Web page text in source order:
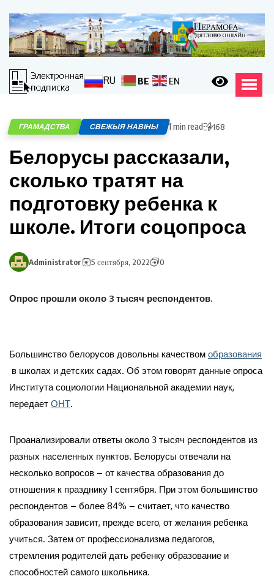
RU BE EN
ГРАМАДСТВА СВЕЖЫЯ НАВІНЫ 1 min read 168
Белорусы рассказали,
сколько тратят на
подготовку ребенка к
школе. Итоги соцопроса
Administrator 5 сентября, 2022 0
Опрос прошли около 3 тысяч респондентов.
Большинство белорусов довольны качеством образования
в школах и детских садах. Об этом говорят данные опроса
Института социологии Национальной академии наук,
передает ОНТ.
Проанализировали ответы около 3 тысяч респондентов из
разных населенных пунктов. Белорусы отвечали на
несколько вопросов – от качества образования до
отношения к празднику 1 сентября. При этом большинство
респондентов – более 84% – считает, что качество
образования зависит, прежде всего, от желания ребенка
учиться. Затем от профессионализма педагогов,
стремления родителей дать ребенку образование и
способностей самого школьника.